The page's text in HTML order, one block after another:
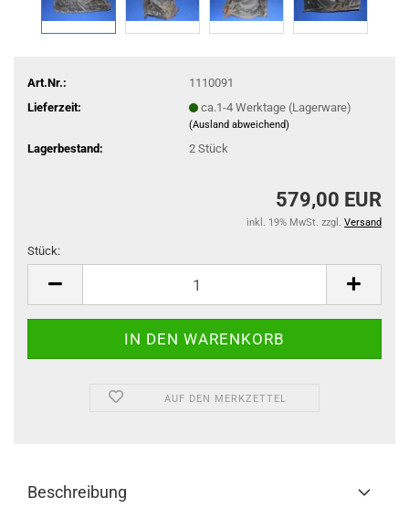
Art.Nr.:
1110091
Lieferzeit:
ca.1-4 Werktage (Lagerware)
(Ausland abweichend)
Lagerbestand: 2 Stück
579,00 EUR
inkl. 19% MwSt. zzgl. Versand
Stück:
AUF DEN MERKZETTEL
Beschreibung